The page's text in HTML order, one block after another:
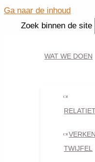
Ga naar de inhoud
Zoek binnen de site
WAT WE DOEN
TWIJFEL
Relatie
Gerwin